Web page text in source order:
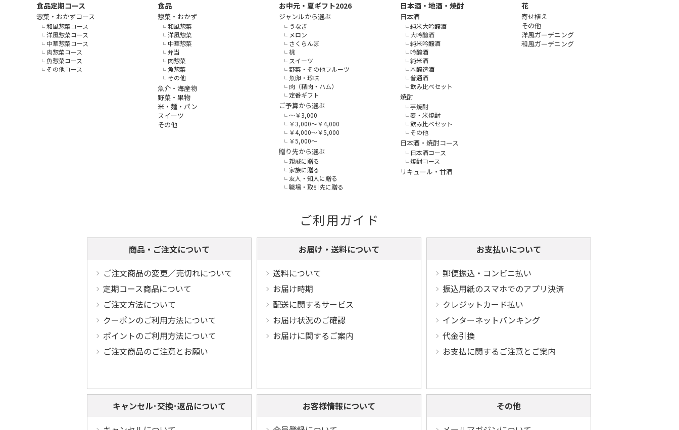
食品定期コース
惣菜・おかずコース
和風惣菜コース
洋風惣菜コース
中華惣菜コース
肉惣菜コース
魚惣菜コース
その他コース
食品
惣菜・おかず
和風惣菜
洋風惣菜
中華惣菜
弁当
肉惣菜
魚惣菜
その他
魚介・海産物
野菜・果物
米・麺・パン
スイーツ
その他
お中元・夏ギフト2026
ジャンルから選ぶ
うなぎ
メロン
さくらんぼ
桃
スイーツ
野菜・その他フルーツ
魚卵・珍味
肉（精肉・ハム）
定番ギフト
ご予算から選ぶ
～￥3,000
￥3,000～￥4,000
￥4,000～￥5,000
￥5,000～
贈り先から選ぶ
親戚に贈る
家族に贈る
友人・知人に贈る
職場・取引先に贈る
日本酒・地酒・焼酎
日本酒
純米大吟醸酒
大吟醸酒
純米吟醸酒
吟醸酒
純米酒
本醸造酒
普通酒
飲み比べセット
焼酎
芋焼酎
麦・米焼酎
飲み比べセット
その他
日本酒・焼酎コース
日本酒コース
焼酎コース
リキュール・甘酒
花
寄せ植え
その他
洋風ガーデニング
和風ガーデニング
ご利用ガイド
商品・ご注文について
ご注文商品の変更／売切れについて
定期コース商品について
ご注文方法について
クーポンのご利用方法について
ポイントのご利用方法について
ご注文商品のご注意とお願い
お届け・送料について
送料について
お届け時期
配送に関するサービス
お届け状況のご確認
お届けに関するご案内
お支払いについて
郵便振込・コンビニ払い
振込用紙のスマホでのアプリ決済
クレジットカード払い
インターネットバンキング
代金引換
お支払に関するご注意とご案内
キャンセル･交換･返品について
お客様情報について
その他